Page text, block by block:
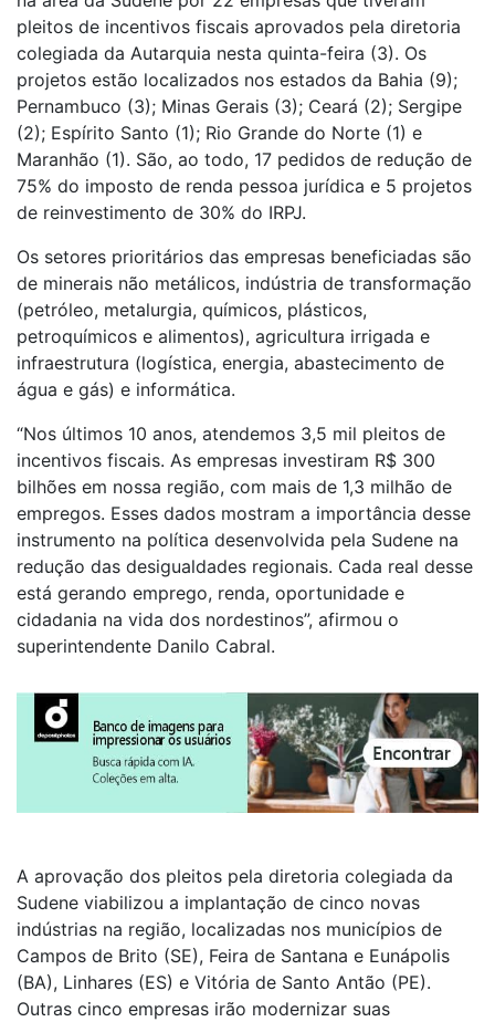
pleitos de incentivos fiscais aprovados pela diretoria
colegiada da Autarquia nesta quinta-feira (3). Os
projetos estão localizados nos estados da Bahia (9);
Pernambuco (3); Minas Gerais (3); Ceará (2); Sergipe
(2); Espírito Santo (1); Rio Grande do Norte (1) e
Maranhão (1). São, ao todo, 17 pedidos de redução de
75% do imposto de renda pessoa jurídica e 5 projetos
de reinvestimento de 30% do IRPJ.
Os setores prioritários das empresas beneficiadas são
de minerais não metálicos, indústria de transformação
(petróleo, metalurgia, químicos, plásticos,
petroquímicos e alimentos), agricultura irrigada e
infraestrutura (logística, energia, abastecimento de
água e gás) e informática.
“Nos últimos 10 anos, atendemos 3,5 mil pleitos de
incentivos fiscais. As empresas investiram R$ 300
bilhões em nossa região, com mais de 1,3 milhão de
empregos. Esses dados mostram a importância desse
instrumento na política desenvolvida pela Sudene na
redução das desigualdades regionais. Cada real desse
está gerando emprego, renda, oportunidade e
cidadania na vida dos nordestinos”, afirmou o
superintendente Danilo Cabral.
A aprovação dos pleitos pela diretoria colegiada da
Sudene viabilizou a implantação de cinco novas
indústrias na região, localizadas nos municípios de
Campos de Brito (SE), Feira de Santana e Eunápolis
(BA), Linhares (ES) e Vitória de Santo Antão (PE).
Outras cinco empresas irão modernizar suas